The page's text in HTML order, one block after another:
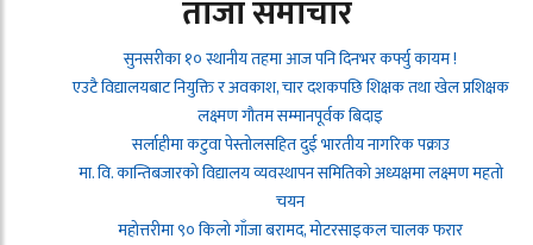
ताजा समाचार
सुनसरीका १० स्थानीय तहमा आज पनि दिनभर कर्फ्यु कायम !
एउटै विद्यालयबाट नियुक्ति र अवकाश, चार दशकपछि शिक्षक तथा खेल प्रशिक्षक
लक्ष्मण गौतम सम्मानपूर्वक बिदाइ
सर्लाहीमा कटुवा पेस्तोलसहित दुई भारतीय नागरिक पक्राउ
मा. वि. कान्तिबजारको विद्यालय व्यवस्थापन समितिको अध्यक्षमा लक्ष्मण महतो
चयन
महोत्तरीमा ९० किलो गाँजा बरामद, मोटरसाइकल चालक फरार